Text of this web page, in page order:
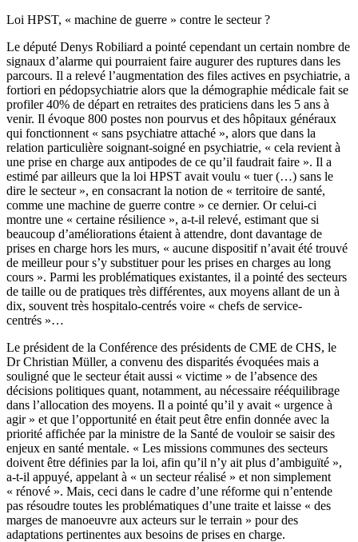
Loi HPST, « machine de guerre » contre le secteur ?
Le député Denys Robiliard a pointé cependant un certain nombre de
signaux d’alarme qui pourraient faire augurer des ruptures dans les
parcours. Il a relevé l’augmentation des files actives en psychiatrie, a
fortiori en pédopsychiatrie alors que la démographie médicale fait se
profiler 40% de départ en retraites des praticiens dans les 5 ans à
venir. Il évoque 800 postes non pourvus et des hôpitaux généraux
qui fonctionnent « sans psychiatre attaché », alors que dans la
relation particulière soignant-soigné en psychiatrie, « cela revient à
une prise en charge aux antipodes de ce qu’il faudrait faire ». Il a
estimé par ailleurs que la loi HPST avait voulu « tuer (…) sans le
dire le secteur », en consacrant la notion de « territoire de santé,
comme une machine de guerre contre » ce dernier. Or celui-ci
montre une « certaine résilience », a-t-il relevé, estimant que si
beaucoup d’améliorations étaient à attendre, dont davantage de
prises en charge hors les murs, « aucune dispositif n’avait été trouvé
de meilleur pour s’y substituer pour les prises en charges au long
cours ». Parmi les problématiques existantes, il a pointé des secteurs
de taille ou de pratiques très différentes, aux moyens allant de un à
dix, souvent très hospitalo-centrés voire « chefs de service-
centrés »…
Le président de la Conférence des présidents de CME de CHS, le
Dr Christian Müller, a convenu des disparités évoquées mais a
souligné que le secteur était aussi « victime » de l’absence des
décisions politiques quant, notamment, au nécessaire rééquilibrage
dans l’allocation des moyens. Il a pointé qu’il y avait « urgence à
agir » et que l’opportunité en était peut être enfin donnée avec la
priorité affichée par la ministre de la Santé de vouloir se saisir des
enjeux en santé mentale. « Les missions communes des secteurs
doivent être définies par la loi, afin qu’il n’y ait plus d’ambiguïté »,
a-t-il appuyé, appelant à « un secteur réalisé » et non simplement
« rénové ». Mais, ceci dans le cadre d’une réforme qui n’entende
pas résoudre toutes les problématiques d’une traite et laisse « des
marges de manoeuvre aux acteurs sur le terrain » pour des
adaptations pertinentes aux besoins de prises en charge.